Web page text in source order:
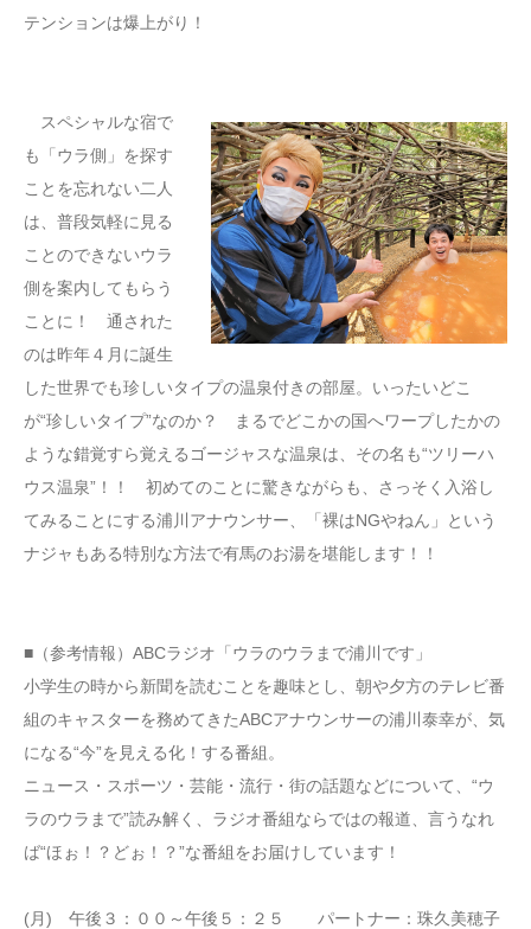
テンションは爆上がり！
スペシャルな宿で
も「ウラ側」を探す
ことを忘れない二人
は、普段気軽に見る
ことのできないウラ
側を案内してもらう
ことに！ 通された
のは昨年４月に誕生
した世界でも珍しいタイプの温泉付きの部屋。いったいどこ
が“珍しいタイプ”なのか？ まるでどこかの国へワープしたかの
ような錯覚すら覚えるゴージャスな温泉は、その名も“ツリーハ
ウス温泉”！！ 初めてのことに驚きながらも、さっそく入浴し
てみることにする浦川アナウンサー、「裸はNGやねん」という
ナジャもある特別な方法で有馬のお湯を堪能します！！
■（参考情報）ABCラジオ「ウラのウラまで浦川です」
小学生の時から新聞を読むことを趣味とし、朝や夕方のテレビ番
組のキャスターを務めてきたABCアナウンサーの浦川泰幸が、気
になる“今”を見える化！する番組。
ニュース・スポーツ・芸能・流行・街の話題などについて、“ウ
ラのウラまで”読み解く、ラジオ番組ならではの報道、言うなれ
ば“ほぉ！？どぉ！？”な番組をお届けしています！
(月) 午後３：００～午後５：２５ パートナー：珠久美穂子